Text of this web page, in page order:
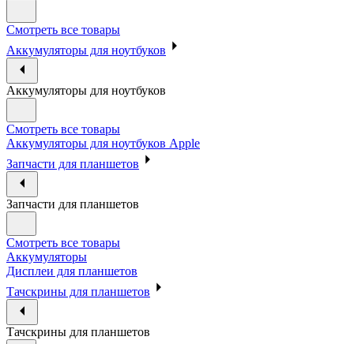
Смотреть все товары
Аккумуляторы для ноутбуков
Аккумуляторы для ноутбуков
Смотреть все товары
Аккумуляторы для ноутбуков Apple
Запчасти для планшетов
Запчасти для планшетов
Смотреть все товары
Аккумуляторы
Дисплеи для планшетов
Тачскрины для планшетов
Тачскрины для планшетов